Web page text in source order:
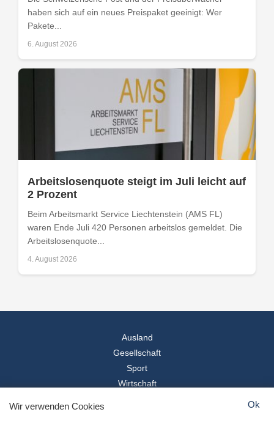
haben sich auf ein neues Preispaket geeinigt: Wer
Pakete...
6. August 2026
Arbeitslosenquote steigt im Juli leicht auf
2 Prozent
Beim Arbeitsmarkt Service Liechtenstein (AMS FL)
waren Ende Juli 420 Personen arbeitslos gemeldet. Die
Arbeitslosenquote...
4. August 2026
Ausland
Gesellschaft
Sport
Wirtschaft
© 2026Landesspiegel
Wir verwenden Cookies Ok